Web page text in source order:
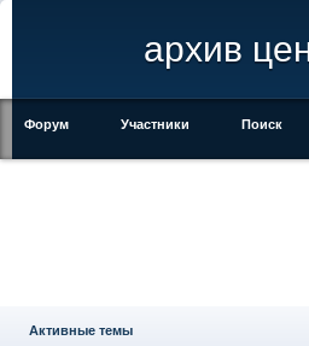
архив
Форум Участники Поиск
Активные темы